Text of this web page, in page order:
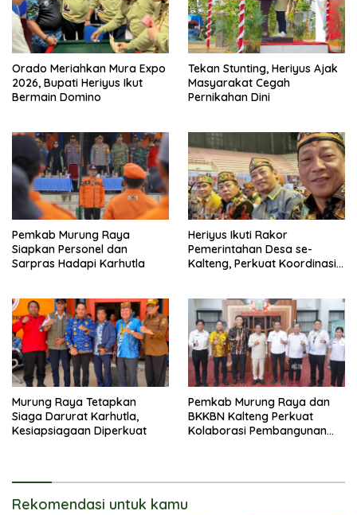
Orado Meriahkan Mura Expo
2026, Bupati Heriyus Ikut
Bermain Domino
Tekan Stunting, Heriyus Ajak
Masyarakat Cegah
Pernikahan Dini
Pemkab Murung Raya
Siapkan Personel dan
Sarpras Hadapi Karhutla
Heriyus Ikuti Rakor
Pemerintahan Desa se-
Kalteng, Perkuat Koordinasi
Murung Raya Tetapkan
Siaga Darurat Karhutla,
Kesiapsiagaan Diperkuat
Pemkab Murung Raya dan
BKKBN Kalteng Perkuat
Kolaborasi Pembangunan
Rekomendasi untuk kamu